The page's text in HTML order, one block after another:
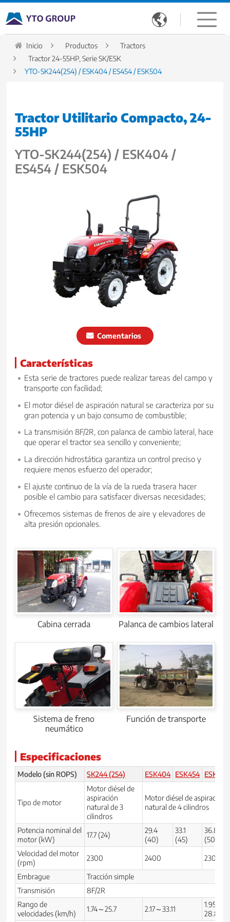

Inicio Productos
Tractors
Tractor 24-55HP, Serie SK/ESK
YTO-SK244(254) / ESK404 / ES454 / ESK504
Tractor Utilitario Compacto, 24-
55HP
YTO-SK244(254) / ESK404 /
ES454 / ESK504
Comentarios
Características
Esta serie de tractores puede realizar tareas del campo y
transporte con facilidad;
El motor diésel de aspiración natural se caracteriza por su
gran potencia y un bajo consumo de combustible;
La transmisión 8F/2R, con palanca de cambio lateral, hace
que operar el tractor sea sencillo y conveniente;
La dirección hidrostática garantiza un control preciso y
requiere menos esfuerzo del operador;
El ajuste continuo de la vía de la rueda trasera hacer
posible el cambio para satisfacer diversas necesidades;
Ofrecemos sistemas de frenos de aire y elevadores de
alta presión opcionales.
Cabina cerrada Palanca de cambios lateral
Sistema de freno
neumático
Función de transporte
Especificaciones
Modelo (sin ROPS) SK244 (254) ESK404 ESK454 ESK504
Tipo de motor
Motor diésel de
aspiración
natural de 3
cilindros
Motor diésel de aspiración
natural de 4 cilindros
Potencia nominal del
motor (kW)
17.7 (24)
29.4
(40)
33.1
(45)
36.8
(50)
Velocidad del motor
(rpm)
2300 2400 2300
Embrague
Tracción simple
Transmisión
8F/2R
Rango de
velocidades (km/h)
1.74～25.7 2.17～33.11
1.95-
28.8